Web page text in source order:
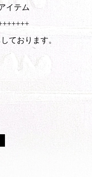
イテム
ております。